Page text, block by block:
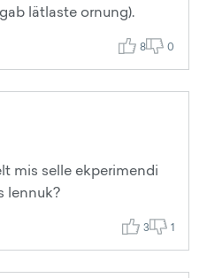
lätlaste ornung).
8 0
mis selle ekperimendi
lennuk?
3 1